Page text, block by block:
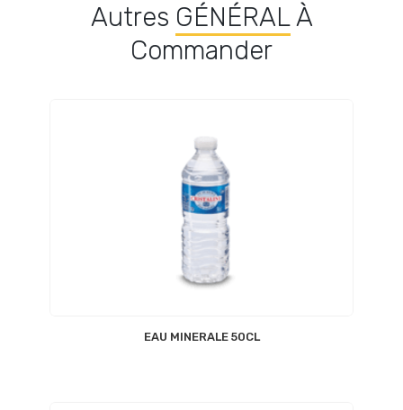
Autres GÉNÉRALÀ
Commander
EAU MINERALE 50CL